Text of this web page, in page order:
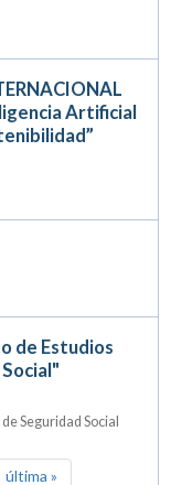
Artificial
de Estudios
Seguridad Social
última »